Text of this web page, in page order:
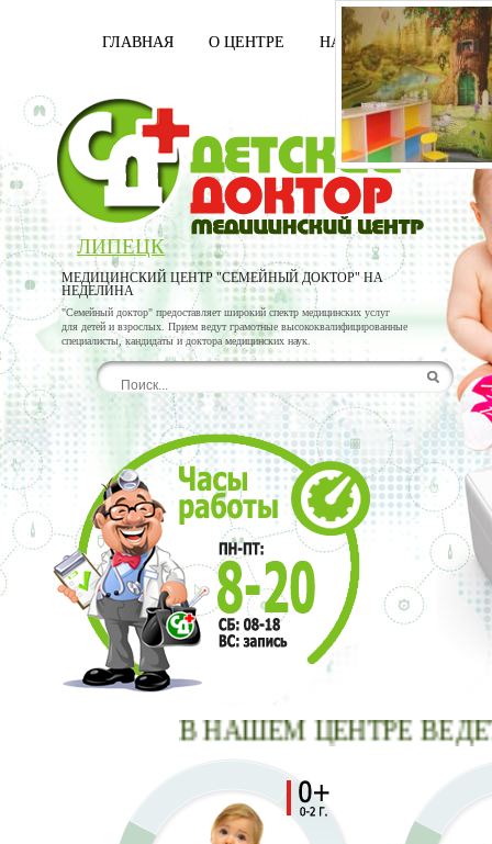
ГЛАВНАЯ О ЦЕНТРЕ НАШИ ВРАЧИ
ЛИПЕЦК
МЕДИЦИНСКИЙ ЦЕНТР "СЕМЕЙНЫЙ ДОКТОР" НА
НЕДЕЛИНА
"Семейный доктор" предоставляет широкий спектр медицинских услуг
для детей и взрослых. Прием ведут грамотные высококвалифицированные
специалисты, кандидаты и доктора медицинских наук.
В НАШЕМ ЦЕНТРЕ